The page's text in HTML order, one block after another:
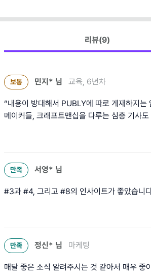
리뷰(9)
보통 민지* 님 교육, 6년차
“내용이 방대해서 PUBLY에 따로 게재하지
메이커들, 크래프트맨십을 다루는 심층 기사
만족 서영* 님
#3과 #4, 그리고 #8의 인사이트가 좋았습니
만족 정신* 님 마케팅
매달 좋은 소식 알려주시는 것 같아서 매우 좋